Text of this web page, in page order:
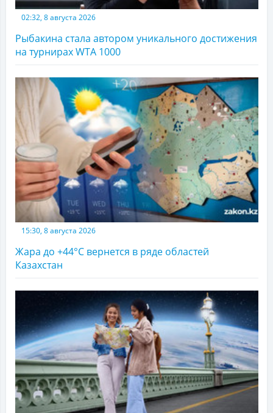
02:32, 8 августа 2026
Рыбакина стала автором уникального достижения
на турнирах WTA 1000
15:30, 8 августа 2026
Жара до +44°С вернется в ряде областей
Казахстан